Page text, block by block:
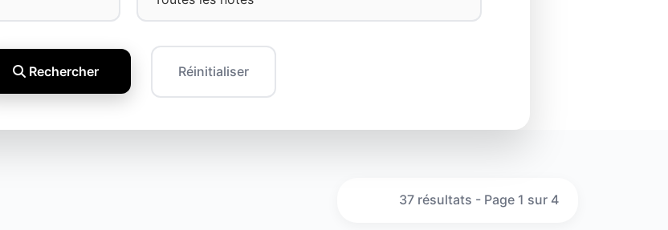
Rechercher Réinitialiser
37 résultats - Page 1 sur 4